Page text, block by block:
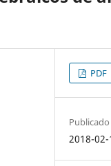
PDF
Publicado
2018-